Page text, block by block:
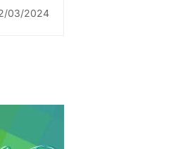
2024
03/2024